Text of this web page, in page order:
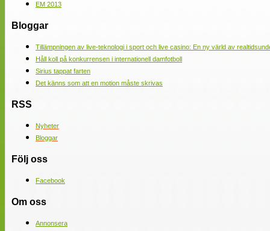
EM 2013
Bloggar
Tillämpningen av live-teknologi i sport och live casino: En ny värld av
Håll koll på konkurrensen i internationell damfotboll
Sirius tappat farten
Det känns som att en motion måste skrivas
RSS
Nyheter
Bloggar
Följ oss
Facebook
Om oss
Annonsera